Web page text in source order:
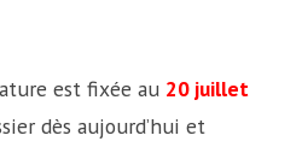
est fixée au 20 juillet
dès aujourd’hui et